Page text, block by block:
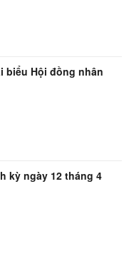
biểu Hội đồng nhân
kỳ ngày 12 tháng 4